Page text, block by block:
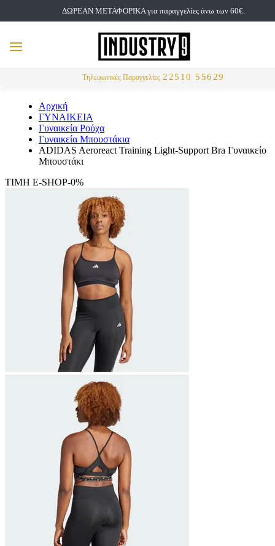
ΔΩΡΕΑΝ ΜΕΤΑΦΟΡΙΚΑ για παραγγελίες άνω των 60€.
Τηλεφωνικές Παραγγελίες 22510 55629
MENU
Αρχική
ΓΥΝΑΙΚΕΙΑ
Γυναικεία Ρούχα
Γυναικεία Μπουστάκια
ADIDAS Aeroreact Training Light-Support Bra Γυναικείο
Μπουστάκι
ΤΙΜΗ E-SHOP-0%